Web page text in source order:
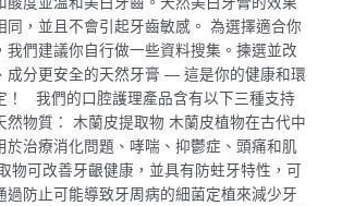
同，並且不會引起牙齒敏感。 為選擇適合你
我們建議你自行做一些資料搜集。揀選並改
成分更安全的天然牙膏 — 這是你的健康和環
！ 我們的口腔護理產品含有以下三種支持
然物質： 木蘭皮提取物 木蘭皮植物在古代中
於治療消化問題、哮喘、抑鬱症、頭痛和肌
物可改善牙齦健康，並具有防蛀牙特性，可
過防止可能導致牙周病的細菌定植來減少牙